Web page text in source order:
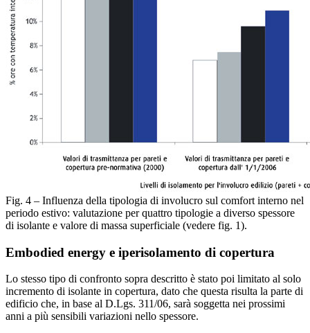
Fig. 4 – Influenza della tipologia di involucro sul comfort interno nel
periodo estivo: valutazione per quattro tipologie a diverso spessore
di isolante e valore di massa superficiale (vedere fig. 1).
Embodied energy e iperisolamento di copertura
Lo stesso tipo di confronto sopra descritto è stato poi limitato al solo
incremento di isolante in copertura, dato che questa risulta la parte di
edificio che, in base al D.Lgs. 311/06, sarà soggetta nei prossimi
anni a più sensibili variazioni nello spessore.